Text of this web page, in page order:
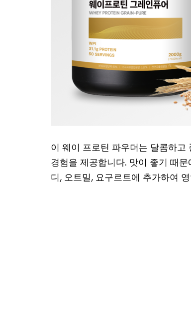
이 웨이 프로틴 파우더는 달콤하
경험을 제공합니다. 맛이 좋기 때
디, 오트밀, 요구르트에 추가하여